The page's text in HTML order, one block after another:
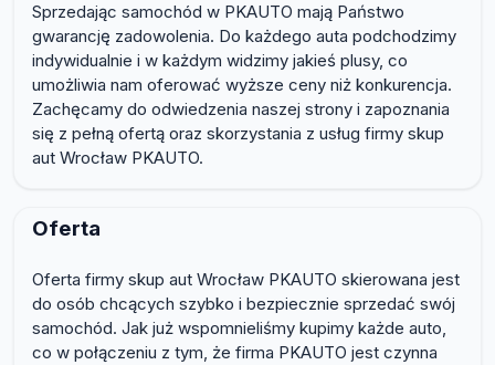
Sprzedając samochód w PKAUTO mają Państwo
gwarancję zadowolenia. Do każdego auta podchodzimy
indywidualnie i w każdym widzimy jakieś plusy, co
umożliwia nam oferować wyższe ceny niż konkurencja.
Zachęcamy do odwiedzenia naszej strony i zapoznania
się z pełną ofertą oraz skorzystania z usług firmy skup
aut Wrocław PKAUTO.
Oferta
Oferta firmy skup aut Wrocław PKAUTO skierowana jest
do osób chcących szybko i bezpiecznie sprzedać swój
samochód. Jak już wspomnieliśmy kupimy każde auto,
co w połączeniu z tym, że firma PKAUTO jest czynna